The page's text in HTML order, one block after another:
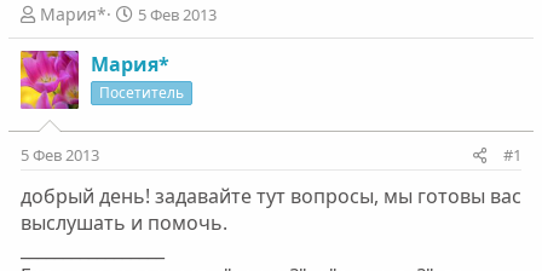
А
в
т
о
р
т
е
ы
Мария*
Д
а
т
а
н
а
л
а
5 Фев 2013
Мария*
Посетитель
5 Фев 2013 #1
добрый день! задавайте тут вопросы, мы готовы вас
выслушать и помочь.